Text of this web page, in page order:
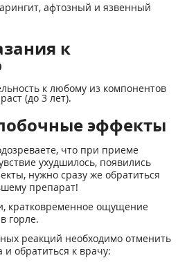
афтозный и язвенный
к
к любому из компонентов
(до 3 лет).
эффекты
что при приеме
ухудшилось, появились
нужно сразу же обратиться
препарат!
кратковременное ощущение
горле.
реакций необходимо отменить
обратиться к врачу: